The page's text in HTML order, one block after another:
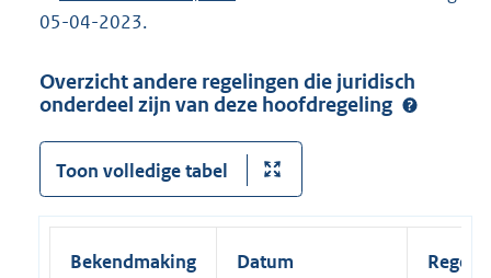
05-04-2023.
Overzicht andere regelingen die juridisch
onderdeel zijn van deze hoofdregeling
Toon volledige tabel
Bekendmaking
Datum